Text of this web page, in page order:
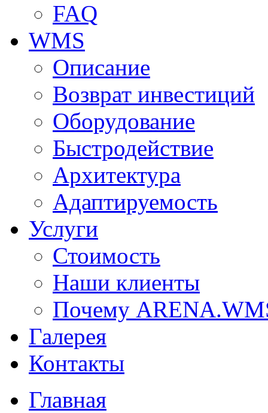
FAQ
WMS
Описание
Возврат инвестиций
Оборудование
Быстродействие
Архитектура
Адаптируемость
Услуги
Стоимость
Наши клиенты
Почему
Галерея
Контакты
Главная